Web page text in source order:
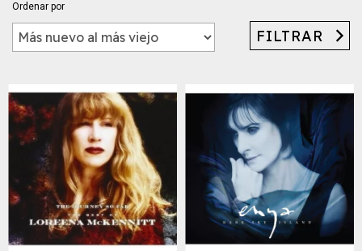
Ordenar por
FILTRAR